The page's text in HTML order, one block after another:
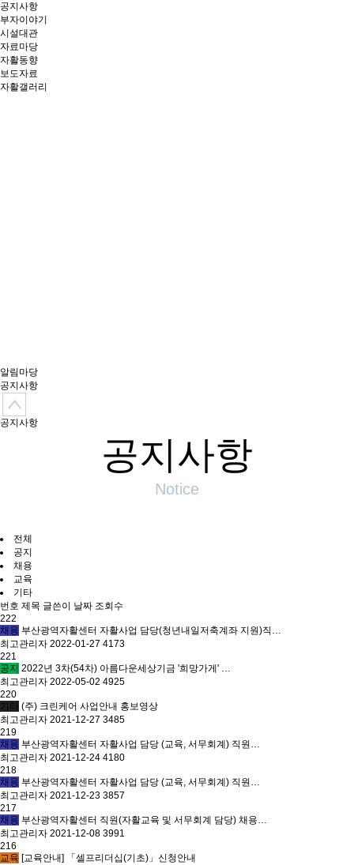
공지사항
부자이야기
시설대관
자료마당
자활동향
보도자료
자활갤러리
알림마당
공지사항
공지사항
공지사항
Notice
전체
공지
채용
교육
기타
번호 제목 글쓴이 날짜 조회수
222
채용 부산광역자활센터 자활사업 담당(청년내일저축계좌 지원)직…
최고관리자 2022-01-27 4173
221
공지 2022년 3차(54차) 아름다운세상기금 '희망가게' …
최고관리자 2022-05-02 4925
220
기타
(주) 크린케어 사업안내 홍보영상
최고관리자 2021-12-27 3485
219
채용 부산광역자활센터 자활사업 담당 (교육, 서무회계) 직원…
최고관리자 2021-12-24 4180
218
채용 부산광역자활센터 자활사업 담당 (교육, 서무회계) 직원…
최고관리자 2021-12-23 3857
217
채용 부산광역자활센터 직원(자활교육 및 서무회계 담당) 채용…
최고관리자 2021-12-08 3991
216
교육 [교육안내] 「셀프리더십(기초)」신청안내